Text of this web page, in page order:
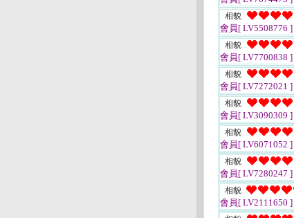
相貌
會員[ LV5508776 ]
相貌
會員[ LV7700838 ]
相貌
會員[ LV7272021 ]
相貌
會員[ LV3090309 ]
相貌
會員[ LV6071052 ]
相貌
會員[ LV7280247 ]
相貌
會員[ LV2111650 ]